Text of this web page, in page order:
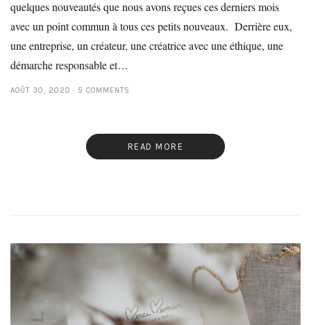
quelques nouveautés que nous avons reçues ces derniers mois
avec un point commun à tous ces petits nouveaux. Derrière eux,
une entreprise, un créateur, une créatrice avec une éthique, une
démarche responsable et…
AOÛT 30, 2020 5 COMMENTS
READ MORE